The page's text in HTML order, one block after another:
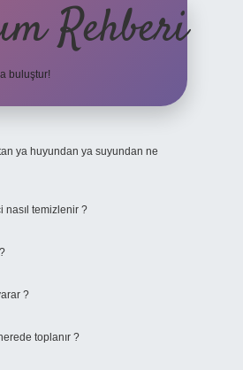
Rehberi
buluştur!
ya huyundan ya suyundan ne
nasıl temizlenir ?
?
toplanır ?